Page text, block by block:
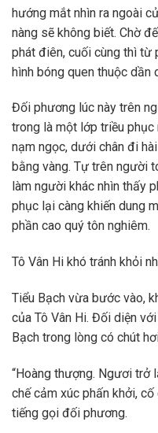
hướng mắt nhìn ra ngoài
nàng sẽ không biết. Chờ
phát điên, cuối cùng thì từ
hình bóng quen thuộc dần
Đối phương lúc này trên
trong là một lớp triều
nạm ngọc, dưới chân đi
bằng vàng. Tự trên người
làm người khác nhìn thấy
phục lại càng khiến dung
phần cao quý tôn nghiêm.
Tô Vân Hi khó tránh khỏi
Tiểu Bạch vừa bước vào,
của Tô Vân Hi. Đối diện
Bạch trong lòng có chút
“Hoàng thượng. Ngươi trở
chế cảm xúc phấn khởi,
tiếng gọi đối phương.